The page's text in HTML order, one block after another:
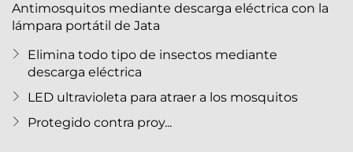
Antimosquitos mediante descarga eléctrica con la
lámpara portátil de Jata
Elimina todo tipo de insectos mediante
descarga eléctrica
LED ultravioleta para atraer a los mosquitos
Protegido contra proy...